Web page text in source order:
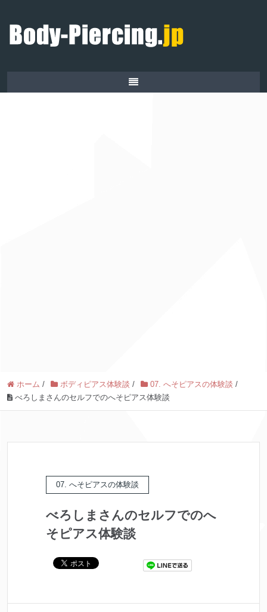
ホーム / ボディピアス体験談 / 07. へそピアスの体験談 /
べろしまさんのセルフでのへそピアス体験談
07. へそピアスの体験談
べろしまさんのセルフでのへ
そピアス体験談